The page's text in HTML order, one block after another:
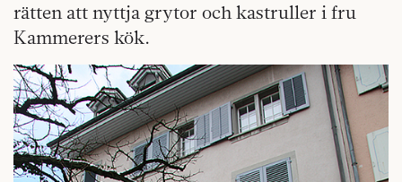
rätten att nyttja grytor och kastruller i fru
Kammerers kök.